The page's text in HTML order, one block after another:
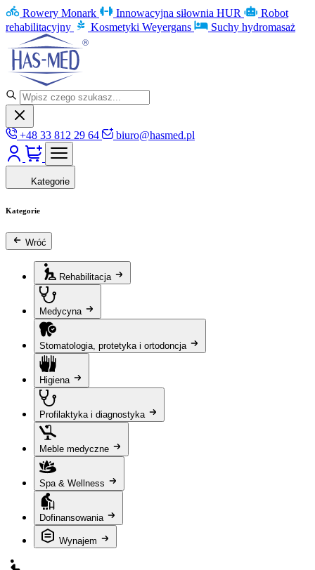
Rowery Monark Innowacyjna siłownia HUR
Robot
rehabilitacyjny
Kosmetyki Weyergans Suchy hydromasaż
+48 33 812 29 64 biuro@hasmed.pl
Kategorie
Kategorie
Wróć
Rehabilitacja
Medycyna
Stomatologia, protetyka i ortodoncja
Higiena
Profilaktyka i diagnostyka
Meble medyczne
Spa & Wellness
Dofinansowania
Wynajem